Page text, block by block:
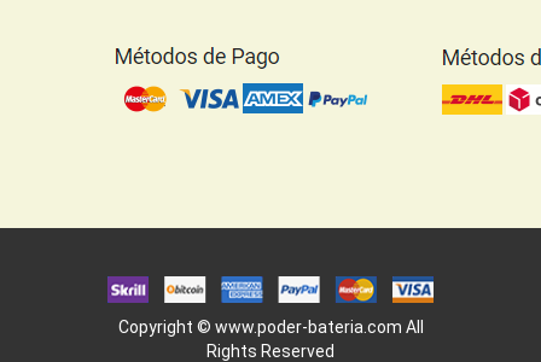
Copyright © www.poder-bateria.com All
Rights Reserved